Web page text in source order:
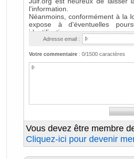
Adresse email :
Votre commentaire: 0/1500 caractères
Vous devez être membre
Cliquez-ici pour devenir